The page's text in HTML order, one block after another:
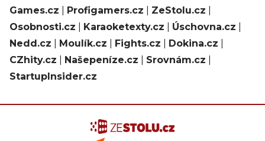
Games.cz
Profigamers.cz ZeStolu.cz
Osobnosti.cz
Karaoketexty.cz Úschovna.cz
Nedd.cz
Moulík.cz Fights.cz Dokina.cz
CZhity.cz
Našepeníze.cz Srovnám.cz
StartupInsider.cz